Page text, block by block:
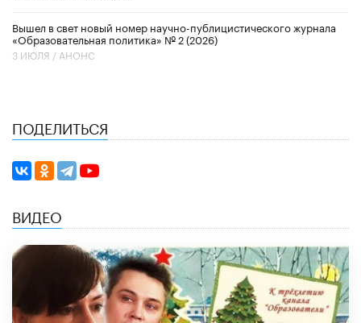
Вышел в свет новый номер научно-публицистического журнала
«Образовательная политика» № 2 (2026)
3 ИЮЛЯ / АНОНС
ПОДЕЛИТЬСЯ
ВИДЕО